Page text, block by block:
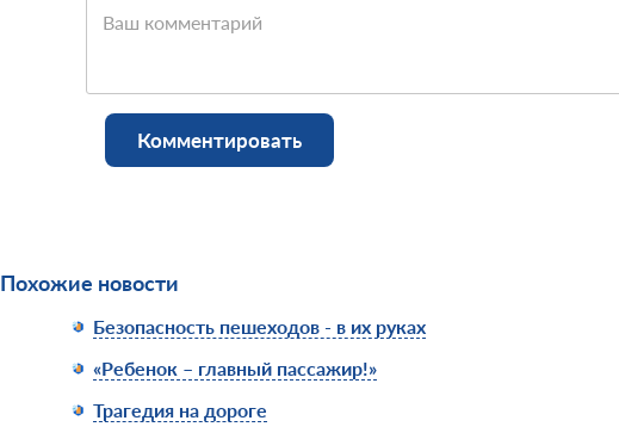
Ваш комментарий
Комментировать
Похожие новости
Безопасность пешеходов - в их руках
«Ребенок – главный пассажир!»
Трагедия на дороге